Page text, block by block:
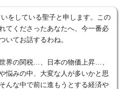
をしている聖子と申します。この
てくださったあなたへ、今一番必
いてお話するわね。
界の関税…、日本の物価上昇…、
悩みの中、大変な人が多いかと思
んな中で前に進もうとする経済や